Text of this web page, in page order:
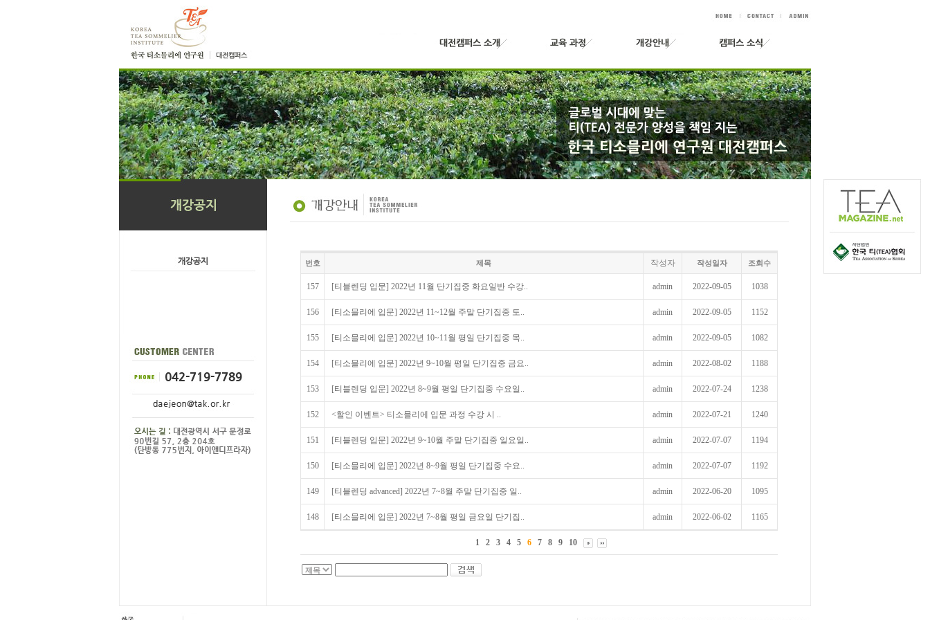
번호 제목 작성자 작성일자 조회수
157 [티블렌딩 입문] 2022년 11월 단기집중 화요일반 수강.. admin 2022-09-05 1038
156 [티소믈리에 입문] 2022년 11~12월 주말 단기집중 토.. admin 2022-09-05 1152
155 [티소믈리에 입문] 2022년 10~11월 평일 단기집중 목.. admin 2022-09-05 1082
154 [티소믈리에 입문] 2022년 9~10월 평일 단기집중 금요.. admin 2022-08-02 1188
153 [티블렌딩 입문] 2022년 8~9월 평일 단기집중 수요일.. admin 2022-07-24 1238
152 <할인 이벤트> 티소믈리에 입문 과정 수강 시 .. admin 2022-07-21 1240
151 [티블렌딩 입문] 2022년 9~10월 주말 단기집중 일요일.. admin 2022-07-07 1194
150 [티소믈리에 입문] 2022년 8~9월 평일 단기집중 수요.. admin 2022-07-07 1192
149 [티블렌딩 advanced] 2022년 7~8월 주말 단기집중 일.. admin 2022-06-20 1095
148 [티소믈리에 입문] 2022년 7~8월 평일 금요일 단기집.. admin 2022-06-02 1165
1 2 3 4 5 6 7 8 9 10